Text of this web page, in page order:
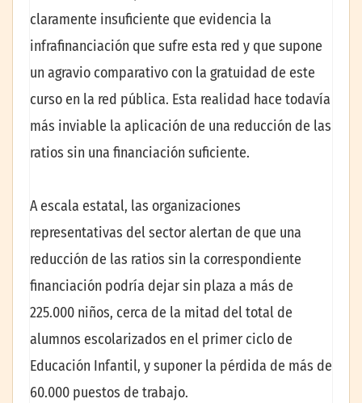
claramente insuficiente que evidencia la
infrafinanciación que sufre esta red y que supone
un agravio comparativo con la gratuidad de este
curso en la red pública. Esta realidad hace todavía
más inviable la aplicación de una reducción de las
ratios sin una financiación suficiente.
A escala estatal, las organizaciones
representativas del sector alertan de que una
reducción de las ratios sin la correspondiente
financiación podría dejar sin plaza a más de
225.000 niños, cerca de la mitad del total de
alumnos escolarizados en el primer ciclo de
Educación Infantil, y suponer la pérdida de más de
60.000 puestos de trabajo.